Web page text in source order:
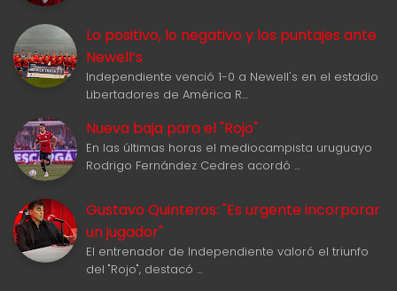
Lo positivo, lo negativo y los puntajes ante
Newell‘s
Independiente venció 1-0 a Newell's en el estadio
Libertadores de América R…
Nueva baja para el "Rojo"
En las últimas horas el mediocampista uruguayo
Rodrigo Fernández Cedres acordó …
Gustavo Quinteros: "Es urgente incorporar
un jugador"
El entrenador de Independiente valoró el triunfo
del "Rojo", destacó …